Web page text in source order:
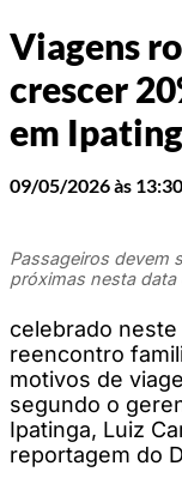
Viagens
crescer
em
09/05/2026 às 13:30
Passageiros devem
próximas nesta
celebrado
reencontro
motivos de
segundo o
Ipatinga, Luiz
reportagem do